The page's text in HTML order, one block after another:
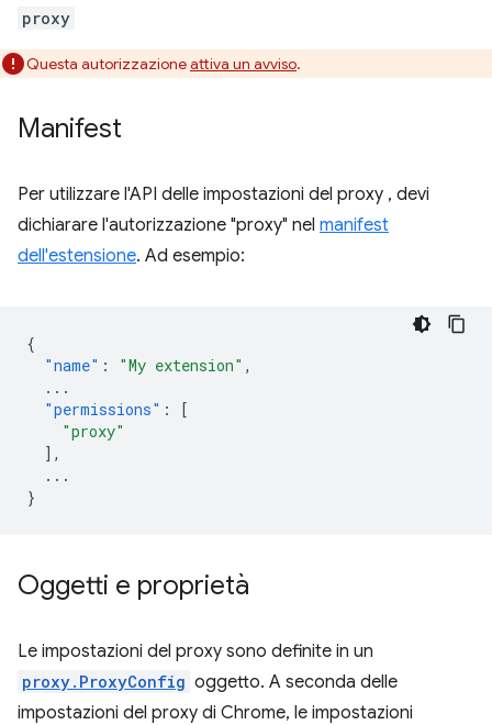
proxy
Questa autorizzazioneattiva un avviso.
Manifest
Per utilizzare l'API delle impostazioni del proxy , devi
dichiarare l'autorizzazione "proxy" nel manifest
dell'estensione. Ad esempio:
{
"name" : "My extension" ,
...
"permissions" :
[
"proxy"
],
...
}
Oggetti e proprietà
Le impostazioni del proxy sono definite in un
proxy.ProxyConfig oggetto. A seconda delle
impostazioni del proxy di Chrome, le impostazioni